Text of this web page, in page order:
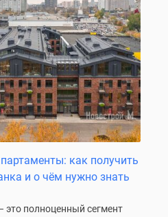
как получить
и о чём нужно знать
это полноценный сегмент